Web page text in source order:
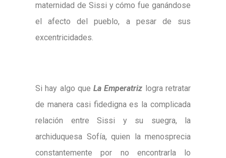
maternidad de Sissi y cómo fue ganándose
el afecto del pueblo, a pesar de sus
excentricidades.
Si hay algo queLa Emperatriz logra retratar
de manera casi fidedigna es la complicada
relación entre Sissi y su suegra, la
archiduquesa Sofía, quien la menosprecia
constantemente por no encontrarla lo